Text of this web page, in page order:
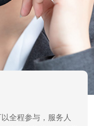
全程参与，服务人